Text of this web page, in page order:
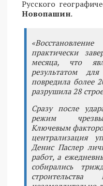
Русского
Новопашин.
практически
месяца, что
результатом
повредила более
разрушила 28
Сразу после
режим
Ключевым
централизация
Денис Паслер
работ, а
собирались
строительства